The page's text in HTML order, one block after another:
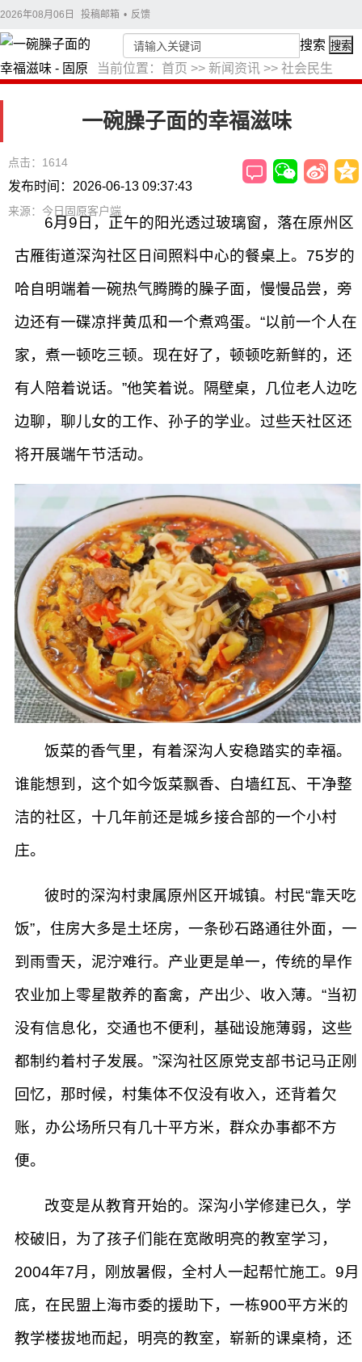
2026年08月06日 投稿邮箱 • 反馈
当前位置： 首页 >> 新闻资讯 >> 社会民生
搜索 搜索
一碗臊子面的幸福滋味
点击：1614
发布时间：2026-06-13 09:37:43
来源：今日固原客户端
6月9日，正午的阳光透过玻璃窗，落在原州区
古雁街道深沟社区日间照料中心的餐桌上。75岁的
哈自明端着一碗热气腾腾的臊子面，慢慢品尝，旁
边还有一碟凉拌黄瓜和一个煮鸡蛋。“以前一个人在
家，煮一顿吃三顿。现在好了，顿顿吃新鲜的，还
有人陪着说话。”他笑着说。隔壁桌，几位老人边吃
边聊，聊儿女的工作、孙子的学业。过些天社区还
将开展端午节活动。
饭菜的香气里，有着深沟人安稳踏实的幸福。
谁能想到，这个如今饭菜飘香、白墙红瓦、干净整
洁的社区，十几年前还是城乡接合部的一个小村
庄。
彼时的深沟村隶属原州区开城镇。村民“靠天吃
饭”，住房大多是土坯房，一条砂石路通往外面，一
到雨雪天，泥泞难行。产业更是单一，传统的旱作
农业加上零星散养的畜禽，产出少、收入薄。“当初
没有信息化，交通也不便利，基础设施薄弱，这些
都制约着村子发展。”深沟社区原党支部书记马正刚
回忆，那时候，村集体不仅没有收入，还背着欠
账，办公场所只有几十平方米，群众办事都不方
便。
改变是从教育开始的。深沟小学修建已久，学
校破旧，为了孩子们能在宽敞明亮的教室学习，
2004年7月，刚放暑假，全村人一起帮忙施工。9月
底，在民盟上海市委的援助下，一栋900平方米的
教学楼拔地而起，明亮的教室，崭新的课桌椅，还